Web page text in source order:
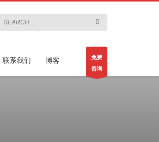
联系我们 博客
免费
咨询